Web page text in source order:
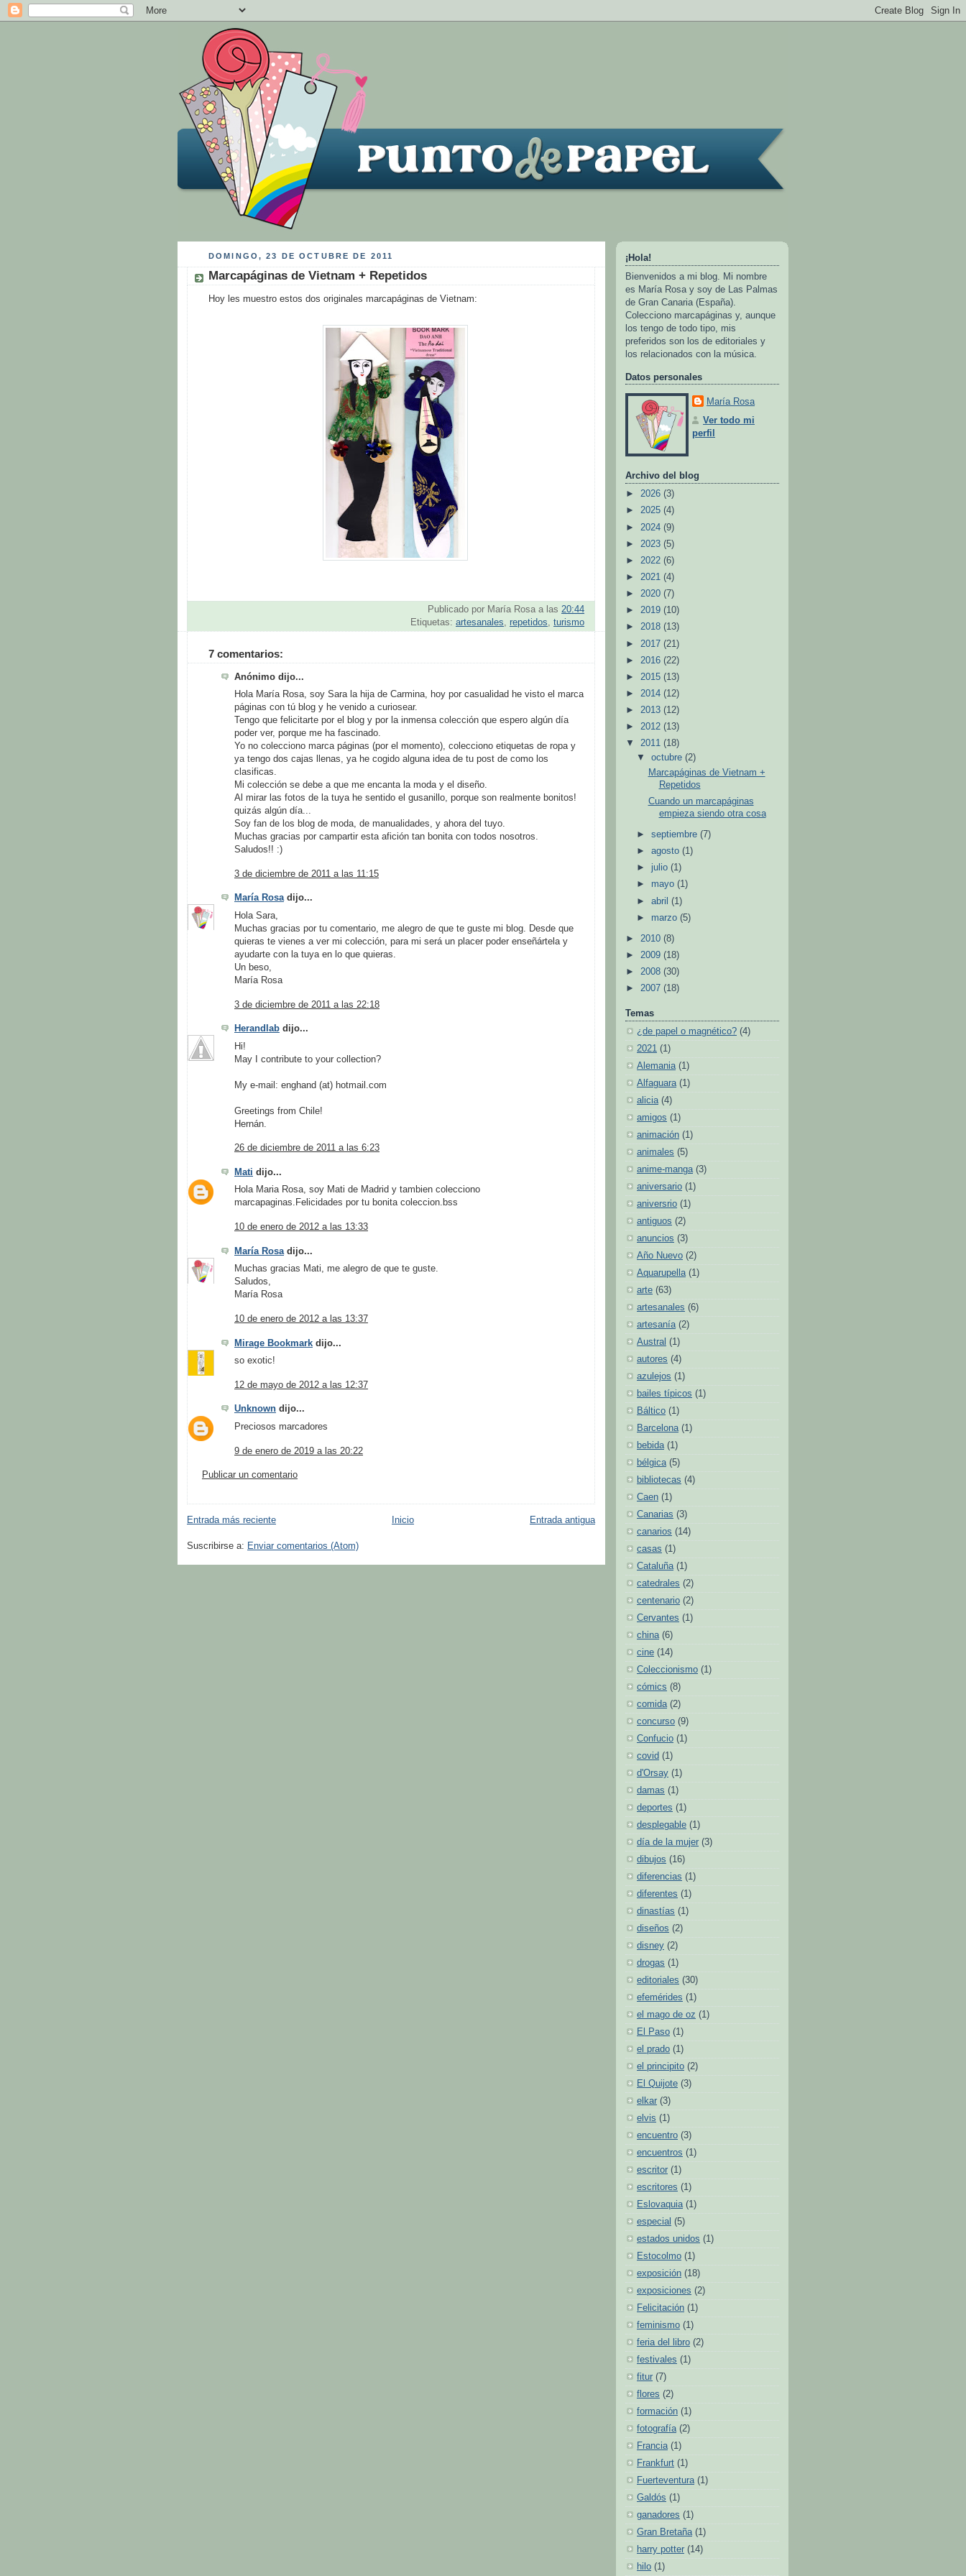
DOMINGO, 23 DE OCTUBRE DE 2011
Marcapáginas de Vietnam + Repetidos
Hoy les muestro estos dos originales marcapáginas de Vietnam:
Publicado por María Rosa a las 20:44
Etiquetas: artesanales repetidos turismo
7 comentarios:
Anónimo dijo...
Hola María Rosa, soy Sara la hija de Carmina, hoy por casualidad he visto el marca
páginas con tú blog y he venido a curiosear.
Tengo que felicitarte por el blog y por la inmensa colección que espero algún día
poder ver, porque me ha fascinado.
Yo no colecciono marca páginas (por el momento), colecciono etiquetas de ropa y
ya tengo dos cajas llenas, ya he cogido alguna idea de tu post de como los
clasificas.
Mi colección se debe a que me encanta la moda y el diseño.
Al mirar las fotos de la tuya he sentido el gusanillo, porque son realmente bonitos!
quizás algún día...
Soy fan de los blog de moda, de manualidades, y ahora del tuyo.
Muchas gracias por campartir esta afición tan bonita con todos nosotros.
Saludos!! :)
3 de diciembre de 2011 a las 11:15
María Rosadijo...
Hola Sara,
Muchas gracias por tu comentario, me alegro de que te guste mi blog. Desde que
quieras te vienes a ver mi colección, para mi será un placer poder enseñártela y
ayudarte con la tuya en lo que quieras.
Un beso,
María Rosa
3 de diciembre de 2011 a las 22:18
Herandlab dijo...
Hi!
May I contribute to your collection?
My e-mail: enghand (at) hotmail.com
Greetings from Chile!
Hernán.
26 de diciembre de 2011 a las 6:23
Mati dijo...
Hola Maria Rosa, soy Mati de Madrid y tambien colecciono
marcapaginas.Felicidades por tu bonita coleccion.bss
10 de enero de 2012 a las 13:33
María Rosadijo...
Muchas gracias Mati, me alegro de que te guste.
Saludos,
María Rosa
10 de enero de 2012 a las 13:37
Mirage Bookmark dijo...
so exotic!
12 de mayo de 2012 a las 12:37
Unknown dijo...
Preciosos marcadores
9 de enero de 2019 a las 20:22
Publicar un comentario
Entrada más reciente Entrada antigua
Inicio
Suscribirse a: Enviar comentarios (Atom)
¡Hola!
Bienvenidos a mi blog. Mi nombre
es María Rosa y soy de Las Palmas
de Gran Canaria (España).
Colecciono marcapáginas y, aunque
los tengo de todo tipo, mis
preferidos son los de editoriales y
los relacionados con la música.
Datos personales
María Rosa
Ver todo mi
perfil
Archivo del blog
► 2026 (3)
► 2025 (4)
► 2024 (9)
► 2023 (5)
► 2022 (6)
► 2021 (4)
► 2020 (7)
► 2019 (10)
► 2018 (13)
► 2017 (21)
► 2016 (22)
► 2015 (13)
► 2014 (12)
► 2013 (12)
► 2012 (13)
▼ 2011 (18)
▼octubre(2)
Marcapáginas de Vietnam +
Repetidos
Cuando un marcapáginas
empieza siendo otra cosa
►septiembre(7)
►agosto(1)
► julio(1)
► mayo(1)
►abril(1)
► marzo(5)
► 2010 (8)
► 2009 (18)
► 2008 (30)
► 2007 (18)
Temas
¿de papel o magnético? (4)
2021 (1)
Alemania (1)
Alfaguara (1)
alicia (4)
amigos (1)
animación (1)
animales (5)
anime-manga (3)
aniversario (1)
aniversrio (1)
antiguos (2)
anuncios (3)
Año Nuevo (2)
Aquarupella (1)
arte (63)
artesanales (6)
artesanía (2)
Austral (1)
autores (4)
azulejos (1)
bailes típicos (1)
Báltico (1)
Barcelona (1)
bebida (1)
bélgica (5)
bibliotecas (4)
Caen (1)
Canarias (3)
canarios (14)
casas (1)
Cataluña (1)
catedrales (2)
centenario (2)
Cervantes (1)
china (6)
cine (14)
Coleccionismo (1)
cómics (8)
comida (2)
concurso (9)
Confucio (1)
covid (1)
d'Orsay (1)
damas (1)
deportes (1)
desplegable (1)
día de la mujer (3)
dibujos (16)
diferencias (1)
diferentes (1)
dinastías (1)
diseños (2)
disney (2)
drogas (1)
editoriales (30)
efemérides (1)
el mago de oz (1)
El Paso (1)
el prado (1)
el principito (2)
El Quijote (3)
elkar (3)
elvis (1)
encuentro (3)
encuentros (1)
escritor (1)
escritores (1)
Eslovaquia (1)
especial (5)
estados unidos (1)
Estocolmo (1)
exposición (18)
exposiciones (2)
Felicitación (1)
feminismo (1)
feria del libro (2)
festivales (1)
fitur (7)
flores (2)
formación (1)
fotografía (2)
Francia (1)
Frankfurt (1)
Fuerteventura (1)
Galdós (1)
ganadores (1)
Gran Bretaña (1)
harry potter (14)
hilo (1)